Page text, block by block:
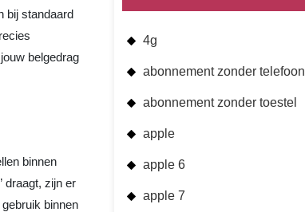
bij standaard
belgedrag
binnen
draagt, zijn er
binnen
4g
abonnement zonder telefoon
abonnement zonder toestel
apple
apple 6
apple 7